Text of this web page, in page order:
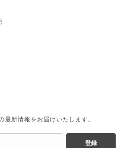
最新情報をお届けいたします。
登録